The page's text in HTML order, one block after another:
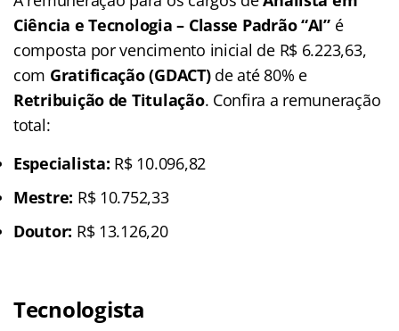
Ciência e Tecnologia – Classe Padrão “AI”é
composta por vencimento inicial de R$ 6.223,63,
com Gratificação (GDACT)de até 80% e
Retribuição de Titulação. Confira a remuneração
total:
Especialista: R$ 10.096,82
Mestre: R$ 10.752,33
Doutor: R$ 13.126,20
Tecnologista